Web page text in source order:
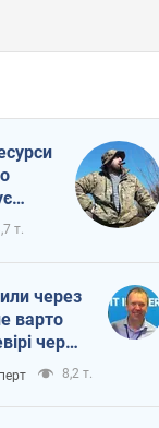
т.
через
варто
через
8,2 т.